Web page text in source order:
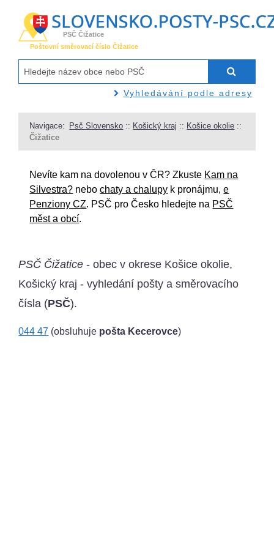
PSČ Čižatice
Poštovní směrovací číslo Čižatice
Vyhledávání podle adresy
Navigace: Psč Slovensko :: Košický kraj :: Košice okolie ::
Čižatice
Nevíte kam na dovolenou v ČR? Zkuste Kam na
Silvestra? nebochaty a chalupy k pronájmu,e
Penziony CZ. PSČ pro Česko hledejte na PSČ
měst a obcí.
PSČ Čižatice - obec v okrese Košice okolie,
Košický kraj - vyhledání pošty a směrovacího
čísla (PSČ).
044 47 (obsluhuje pošta Kecerovce)